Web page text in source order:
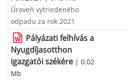
Úroveň vytriedeného
odpadu za rok 2021
Pályázati felhívás a
Nyugdíjasotthon
igazgatói székére | 0.02
Mb